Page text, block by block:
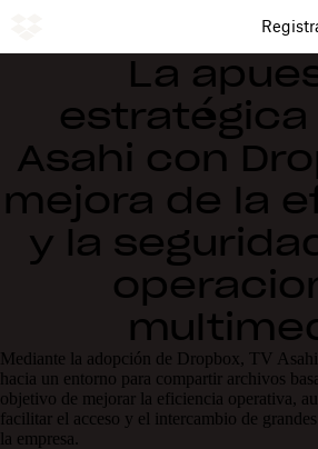
La
estratégica
Asahi con
mejora de la
y la
Mediante la adopción de Dropbox, TV
hacia un entorno para compartir archivos
objetivo de mejorar la eficiencia operativa,
facilitar el acceso y el intercambio de
la empresa.